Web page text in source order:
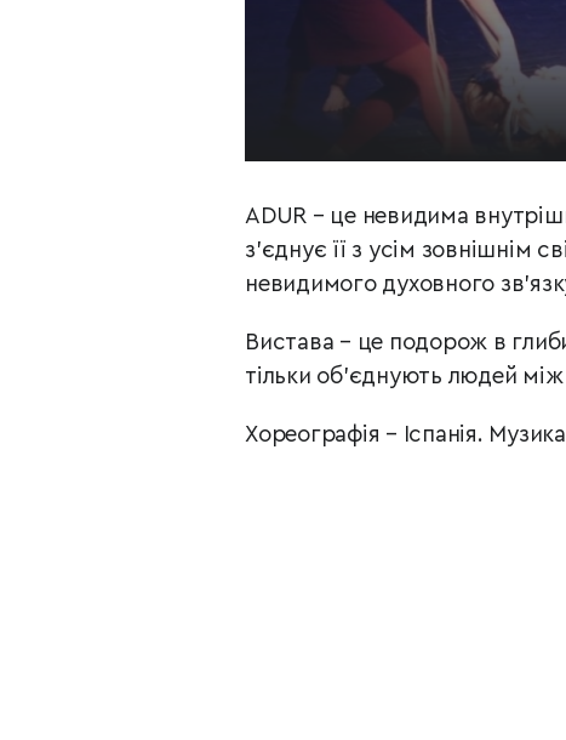
ADUR – це невидима
з’єднує її з усім зовнішнім
невидимого духовного
Вистава – це подорож в
тільки об’єднують людей
Хореографія – Іспанія. Музика